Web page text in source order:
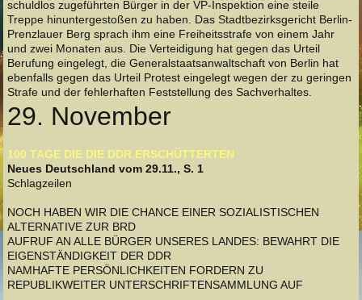
schuldlos zugeführten Bürger in der VP-Inspektion eine steile
Treppe hinuntergestoßen zu haben. Das Stadtbezirksgericht Berlin-
Prenzlauer Berg sprach ihm eine Freiheitsstrafe von einem Jahr
und zwei Monaten aus. Die Verteidigung hat gegen das Urteil
Berufung eingelegt, die Generalstaatsanwaltschaft von Berlin hat
ebenfalls gegen das Urteil Protest eingelegt wegen der zu geringen
Strafe und der fehlerhaften Feststellung des Sachverhaltes.
29. November
100 TAGE DIE DIE DDR ERSCHÜTTERTEN
Neues Deutschland vom 29.11., S. 1
Schlagzeilen
NOCH HABEN WIR DIE CHANCE EINER SOZIALISTISCHEN
ALTERNATIVE ZUR BRD
AUFRUF AN ALLE BÜRGER UNSERES LANDES: BEWAHRT DIE
EIGENSTÄNDIGKEIT DER DDR
NAMHAFTE PERSÖNLICHKEITEN FORDERN ZU
REPUBLIKWEITER UNTERSCHRIFTENSAMMLUNG AUF